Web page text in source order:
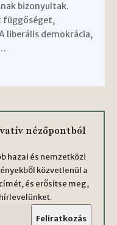
bizonyultak.
függőséget,
liberális demokrácia,
nézőpontból
hazai és nemzetközi
közvetlenül a
és erősítse meg,